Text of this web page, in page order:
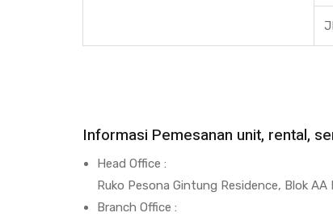
Informasi Pemesanan unit, rental,
Head Office :
Ruko Pesona Gintung Residence, Blok
Branch Office :